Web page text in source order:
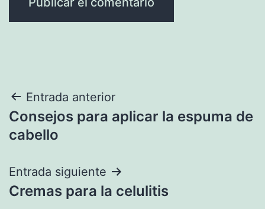
Navegación
de
Entrada anterior
Consejos para aplicar la espuma de
cabello
Entrada siguiente
Cremas para la celulitis